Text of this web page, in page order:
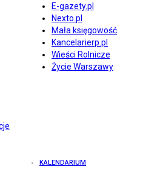
E-gazety.pl
Nexto.pl
Mała księgowość
Kancelarierp.pl
Wieści Rolnicze
Życie Warszawy
KALENDARIUM